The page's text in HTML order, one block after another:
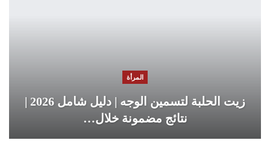
المرأة
زيت الحلبة لتسمين الوجه | دليل شامل 2026 |
نتائج مضمونة خلال…